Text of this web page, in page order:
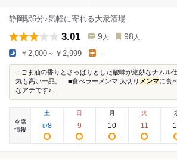
静岡駅6分♪気軽に寄れる大衆酒場
3.01 9 人 98 人
￥2,000～￥2,999 -
...ごま油の香りとさっぱりとした酸味が絶妙なナムル
気も高い一品。 ■食べラーメンマ 太切り メンマに食
なアテです♪...
空席
情報
土
8/8
日
9
月
10
火
11